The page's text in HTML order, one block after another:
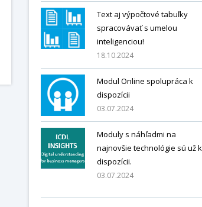
Text aj výpočtové tabuľky
spracovávať s umelou
inteligenciou!
18.10.2024
Modul Online spolupráca k
dispozícii
03.07.2024
Moduly s náhľadmi na
najnovšie technológie sú už k
dispozícii.
03.07.2024